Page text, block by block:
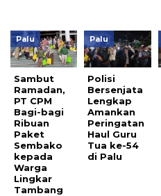
Palu
Sambut
Ramadan,
PT CPM
Bagi-bagi
Ribuan
Paket
Sembako
kepada
Warga
Lingkar
Tambang
Palu
Polisi
Bersenjata
Lengkap
Amankan
Peringatan
Haul Guru
Tua ke-54
di Palu